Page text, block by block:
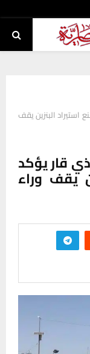
البنزين يقف
قار يؤكد
يقف وراء